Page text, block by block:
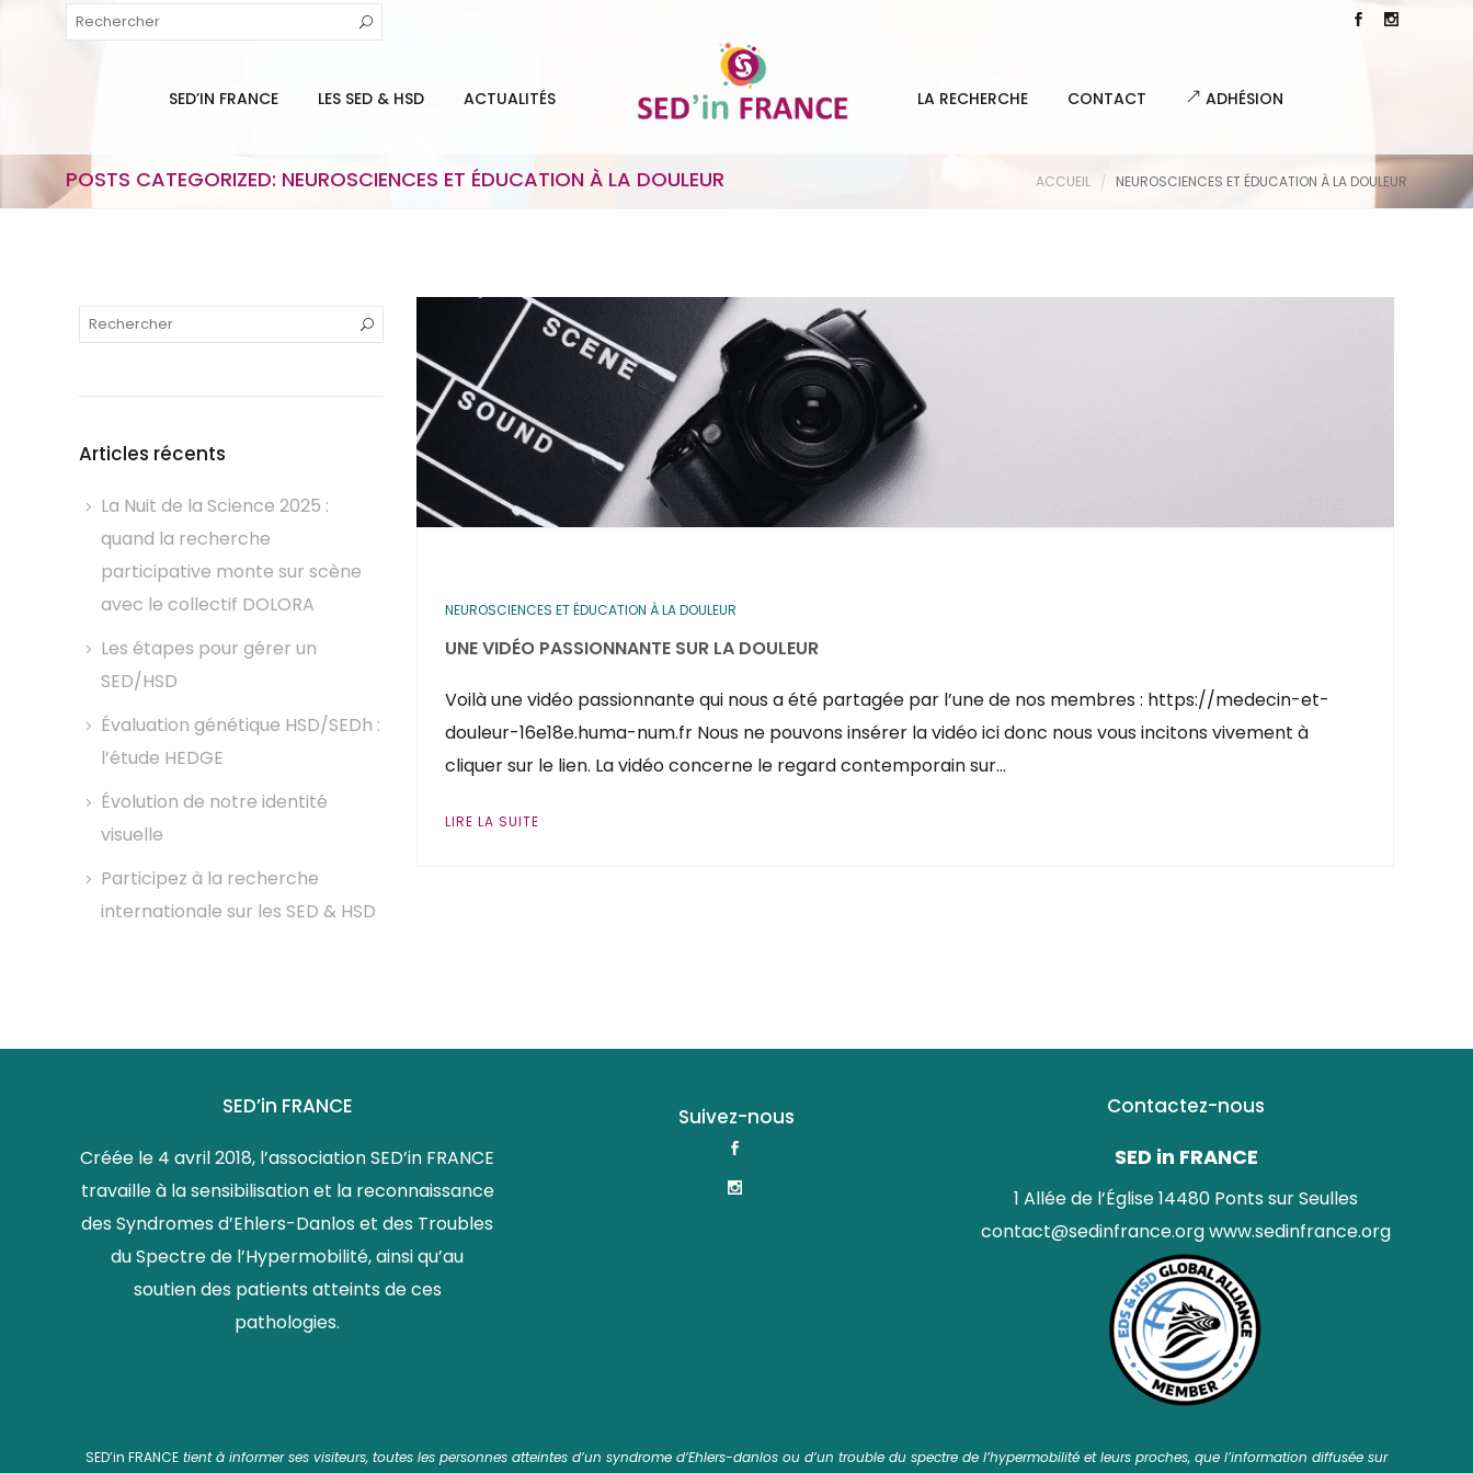
SED’IN FRANCE LES SED & HSD ACTUALITÉS LA RECHERCHE CONTACT ADHÉSION
POSTS CATEGORIZED: NEUROSCIENCES ET ÉDUCATION À LA DOULEUR ACCUEIL NEUROSCIENCES ET ÉDUCATION À LA DOULEUR
NEUROSCIENCES ET ÉDUCATION À LA DOULEUR
UNE VIDÉO PASSIONNANTE SUR LA DOULEUR
Voilà une vidéo passionnante qui nous a été partagée par l’une de nos membres : https://medecin-et-
douleur-16e18e.huma-num.fr Nous ne pouvons insérer la vidéo ici donc nous vous incitons vivement à
cliquer sur le lien. La vidéo concerne le regard contemporain sur…
LIRE LA SUITE
Articles récents
La Nuit de la Science 2025 :
quand la recherche
participative monte sur scène
avec le collectif DOLORA
Les étapes pour gérer un
SED/HSD
Évaluation génétique HSD/SEDh :
l’étude HEDGE
Évolution de notre identité
visuelle
Participez à la recherche
internationale sur les SED & HSD
SED’in FRANCE
Créée le 4 avril 2018, l’association SED’in FRANCE
travaille à la sensibilisation et la reconnaissance
des Syndromes d’Ehlers-Danlos et des Troubles
du Spectre de l’Hypermobilité, ainsi qu’au
soutien des patients atteints de ces
pathologies.
Suivez-nous Contactez-nous
SED in FRANCE
1 Allée de l’Église 14480 Ponts sur Seulles
contact@sedinfrance.orgwww.sedinfrance.org
SED’in FRANCE tient à informer ses visiteurs, toutes les personnes atteintes d’un syndrome d’Ehlers-danlos ou d’un trouble du spectre de l’hypermobilité et leurs proches, que l’information diffusée sur